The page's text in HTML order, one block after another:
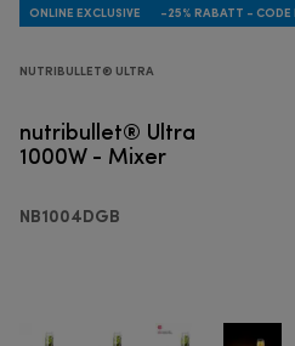
ONLINE EXCLUSIVE -25% RABATT - CODE
NUTRIBULLET® ULTRA
nutribullet® Ultra
1000W - Mixer
NB1004DGB